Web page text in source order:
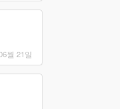
월 21일